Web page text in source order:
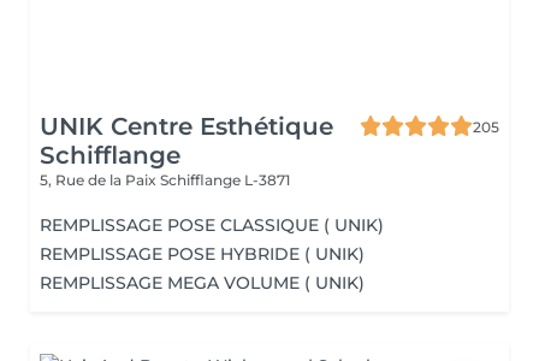
UNIK Centre Esthétique
Schifflange
205
5, Rue de la Paix Schifflange L-3871
REMPLISSAGE POSE CLASSIQUE ( UNIK)
REMPLISSAGE POSE HYBRIDE ( UNIK)
REMPLISSAGE MEGA VOLUME ( UNIK)